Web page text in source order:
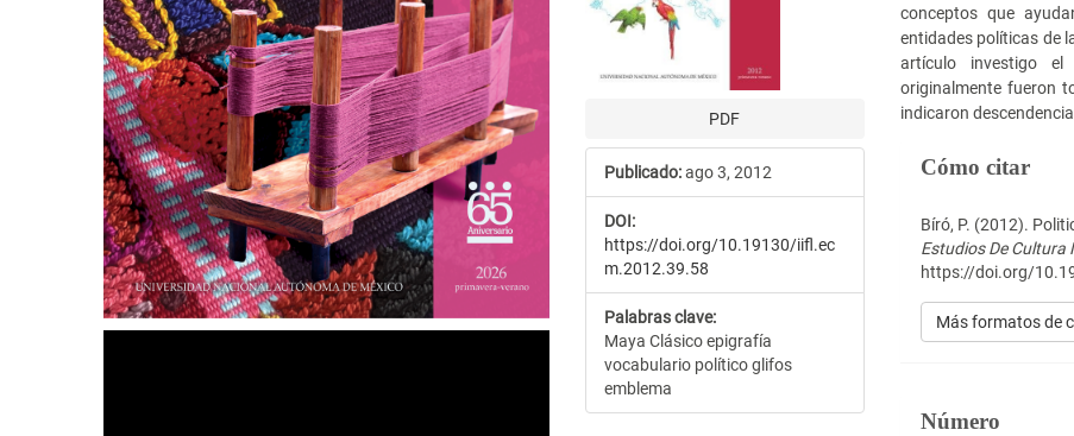
PDF
Publicado:ago 3, 2012
DOI:
https://doi.org/10.19130/iifl.ec
m.2012.39.58
Palabras clave:
Maya Clásico epigrafía
vocabulario político glifos
emblema
conceptos que
entidades políticas de
artículo investigo
originalmente fueron
indicaron
Detalles
artículo
Cómo citar
Bíró, P. (2012).
Estudios De Cultura
https://doi.org/
Más formatos de
Número